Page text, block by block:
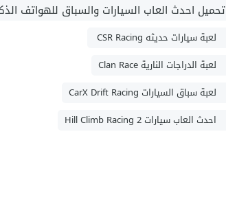
تحميل احدث العاب السيارات والسباق للهواتف
لعبة سيارات حديثه CSR Racing
لعبة الدراجات النارية Clan Race
لعبة سباق السيارات CarX Drift Racing
احدث العاب سيارات Hill Climb Racing 2